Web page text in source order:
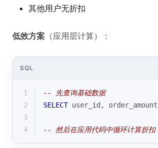
其他用户无折扣
低效方案 （应用层计算）：
SQL
1
-- 先查询基础数据
2
SELECT user_id, order_amount
3
4
-- 然后在应用代码中循环计算折扣